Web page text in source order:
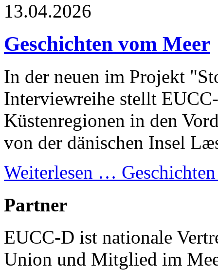
13.04.2026
Geschichten vom Meer
In der neuen im Projekt
Interviewreihe stellt
Küstenregionen in den
von der dänischen Insel
Weiterlesen …
Partner
EUCC-D ist nationale
Union und Mitglied im